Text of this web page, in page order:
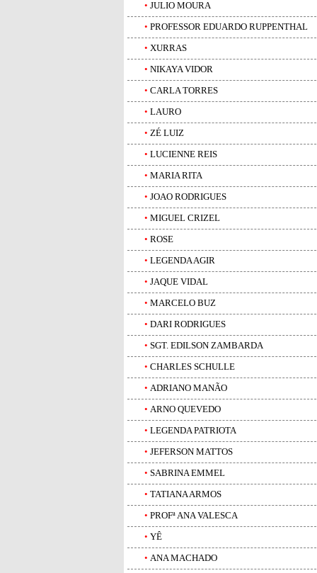
• JULIO MOURA
• PROFESSOR EDUARDO RUPPENTHAL
• XURRAS
• NIKAYA VIDOR
• CARLA TORRES
• LAURO
• ZÉ LUIZ
• LUCIENNE REIS
• MARIA RITA
• JOAO RODRIGUES
• MIGUEL CRIZEL
• ROSE
• LEGENDA AGIR
• JAQUE VIDAL
• MARCELO BUZ
• DARI RODRIGUES
• SGT. EDILSON ZAMBARDA
• CHARLES SCHULLE
• ADRIANO MANÃO
• ARNO QUEVEDO
• LEGENDA PATRIOTA
• JEFERSON MATTOS
• SABRINA EMMEL
• TATIANA ARMOS
• PROFª ANA VALESCA
• YÊ
• ANA MACHADO